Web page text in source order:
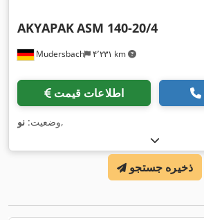
Mudersbach ۴٬۲۳۱ km
AKYAPAKASM 140-20/4
اطلاعات قیمت
وضعیت: نو ,
ذخیره جستجو